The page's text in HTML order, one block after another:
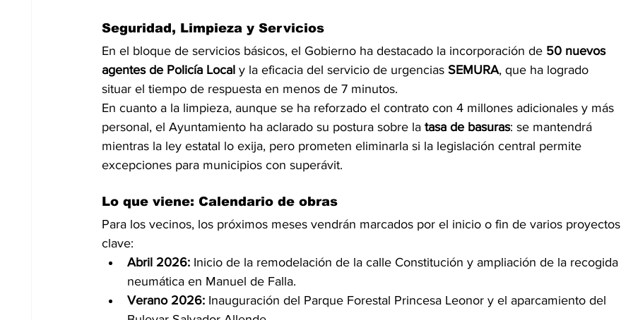
Seguridad, Limpieza y Servicios
En el bloque de servicios básicos, el Gobierno ha destacado la incorporación de 50 nuevos
agentes de Policía Local y la eficacia del servicio de urgencias SEMURA, que ha logrado
situar el tiempo de respuesta en menos de 7 minutos.
En cuanto a la limpieza, aunque se ha reforzado el contrato con 4 millones adicionales y más
personal, el Ayuntamiento ha aclarado su postura sobre la tasa de basuras: se mantendrá
mientras la ley estatal lo exija, pero prometen eliminarla si la legislación central permite
excepciones para municipios con superávit.
Lo que viene: Calendario de obras
Para los vecinos, los próximos meses vendrán marcados por el inicio o fin de varios proyectos
clave:
Abril 2026: Inicio de la remodelación de la calle Constitución y ampliación de la recogida
neumática en Manuel de Falla.
Verano 2026: Inauguración del Parque Forestal Princesa Leonor y el aparcamiento del